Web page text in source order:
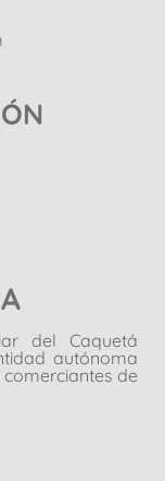
del Caquetá
autónoma
comerciantes de